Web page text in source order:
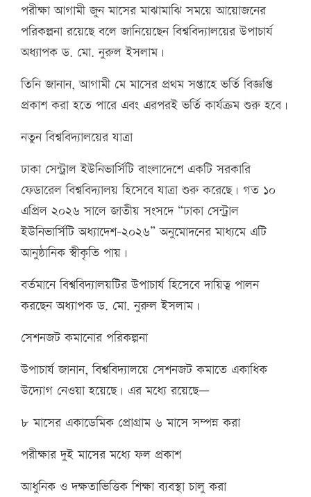
পরীক্ষা আগামী জুন মাসের মাঝামাঝি সময়ে আয়োজনের
পরিকল্পনা রয়েছে বলে জানিয়েছেন বিশ্ববিদ্যালয়ের উপাচার্য
অধ্যাপক ড. মো. নুরুল ইসলাম।
তিনি জানান, আগামী মে মাসের প্রথম সপ্তাহে ভর্তি বিজ্ঞপ্তি
প্রকাশ করা হতে পারে এবং এরপরই ভর্তি কার্যক্রম শুরু হবে।
নতুন বিশ্ববিদ্যালয়ের যাত্রা
ঢাকা সেন্ট্রাল ইউনিভার্সিটি বাংলাদেশে একটি সরকারি
ফেডারেল বিশ্ববিদ্যালয় হিসেবে যাত্রা শুরু করেছে। গত ১০
এপ্রিল ২০২৬ সালে জাতীয় সংসদে “ঢাকা সেন্ট্রাল
ইউনিভার্সিটি অধ্যাদেশ-২০২৬” অনুমোদনের মাধ্যমে এটি
আনুষ্ঠানিক স্বীকৃতি পায়।
বর্তমানে বিশ্ববিদ্যালয়টির উপাচার্য হিসেবে দায়িত্ব পালন
করছেন অধ্যাপক ড. মো. নুরুল ইসলাম।
সেশনজট কমানোর পরিকল্পনা
উপাচার্য জানান, বিশ্ববিদ্যালয়ে সেশনজট কমাতে একাধিক
উদ্যোগ নেওয়া হয়েছে। এর মধ্যে রয়েছে—
৮ মাসের একাডেমিক প্রোগ্রাম ৬ মাসে সম্পন্ন করা
পরীক্ষার দুই মাসের মধ্যে ফল প্রকাশ
আধুনিক ও দক্ষতাভিত্তিক শিক্ষা ব্যবস্থা চালু করা